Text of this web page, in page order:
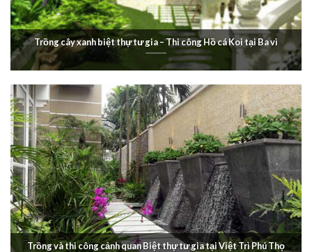
Trồng cây xanh biệt thự tư gia – Thi công Hồ cá Koi tại Ba vì
Trồng và thi công cảnh quan Biệt thự tư gia tại Việt Trì Phú Thọ